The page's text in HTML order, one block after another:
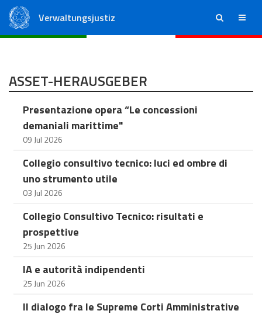
Verwaltungsjustiz ricerca menu
ASSET-HERAUSGEBER
Presentazione opera “Le concessioni
demaniali marittime"
09 Jul 2026
Collegio consultivo tecnico: luci ed ombre di
uno strumento utile
03 Jul 2026
Collegio Consultivo Tecnico: risultati e
prospettive
25 Jun 2026
IA e autorità indipendenti
25 Jun 2026
Il dialogo fra le Supreme Corti Amministrative